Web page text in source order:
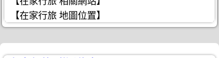
【在家行旅 地圖位置】